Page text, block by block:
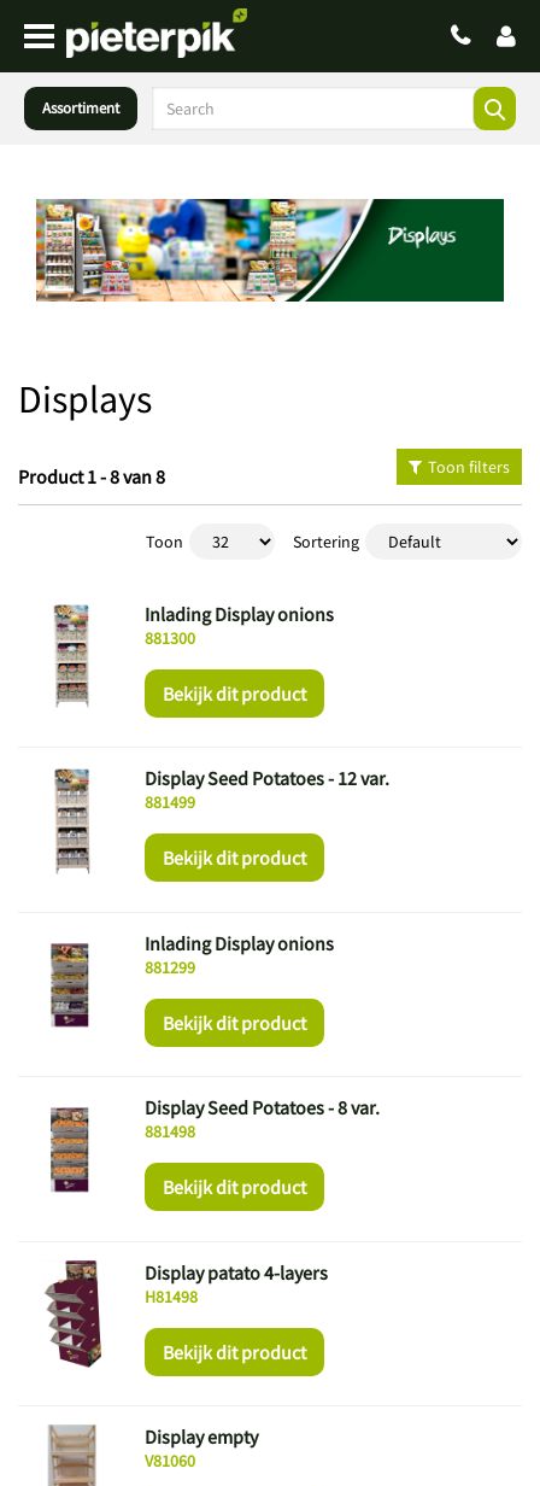
Assortiment
Displays
Product 1 - 8 van 8
Toon Sortering
Toon filters
881300
Inlading Display onions
Bekijk dit product
881499
Display Seed Potatoes - 12 var.
Bekijk dit product
881299
Inlading Display onions
Bekijk dit product
881498
Display Seed Potatoes - 8 var.
Bekijk dit product
H81498
Display patato 4-layers
Bekijk dit product
V81060
Display empty